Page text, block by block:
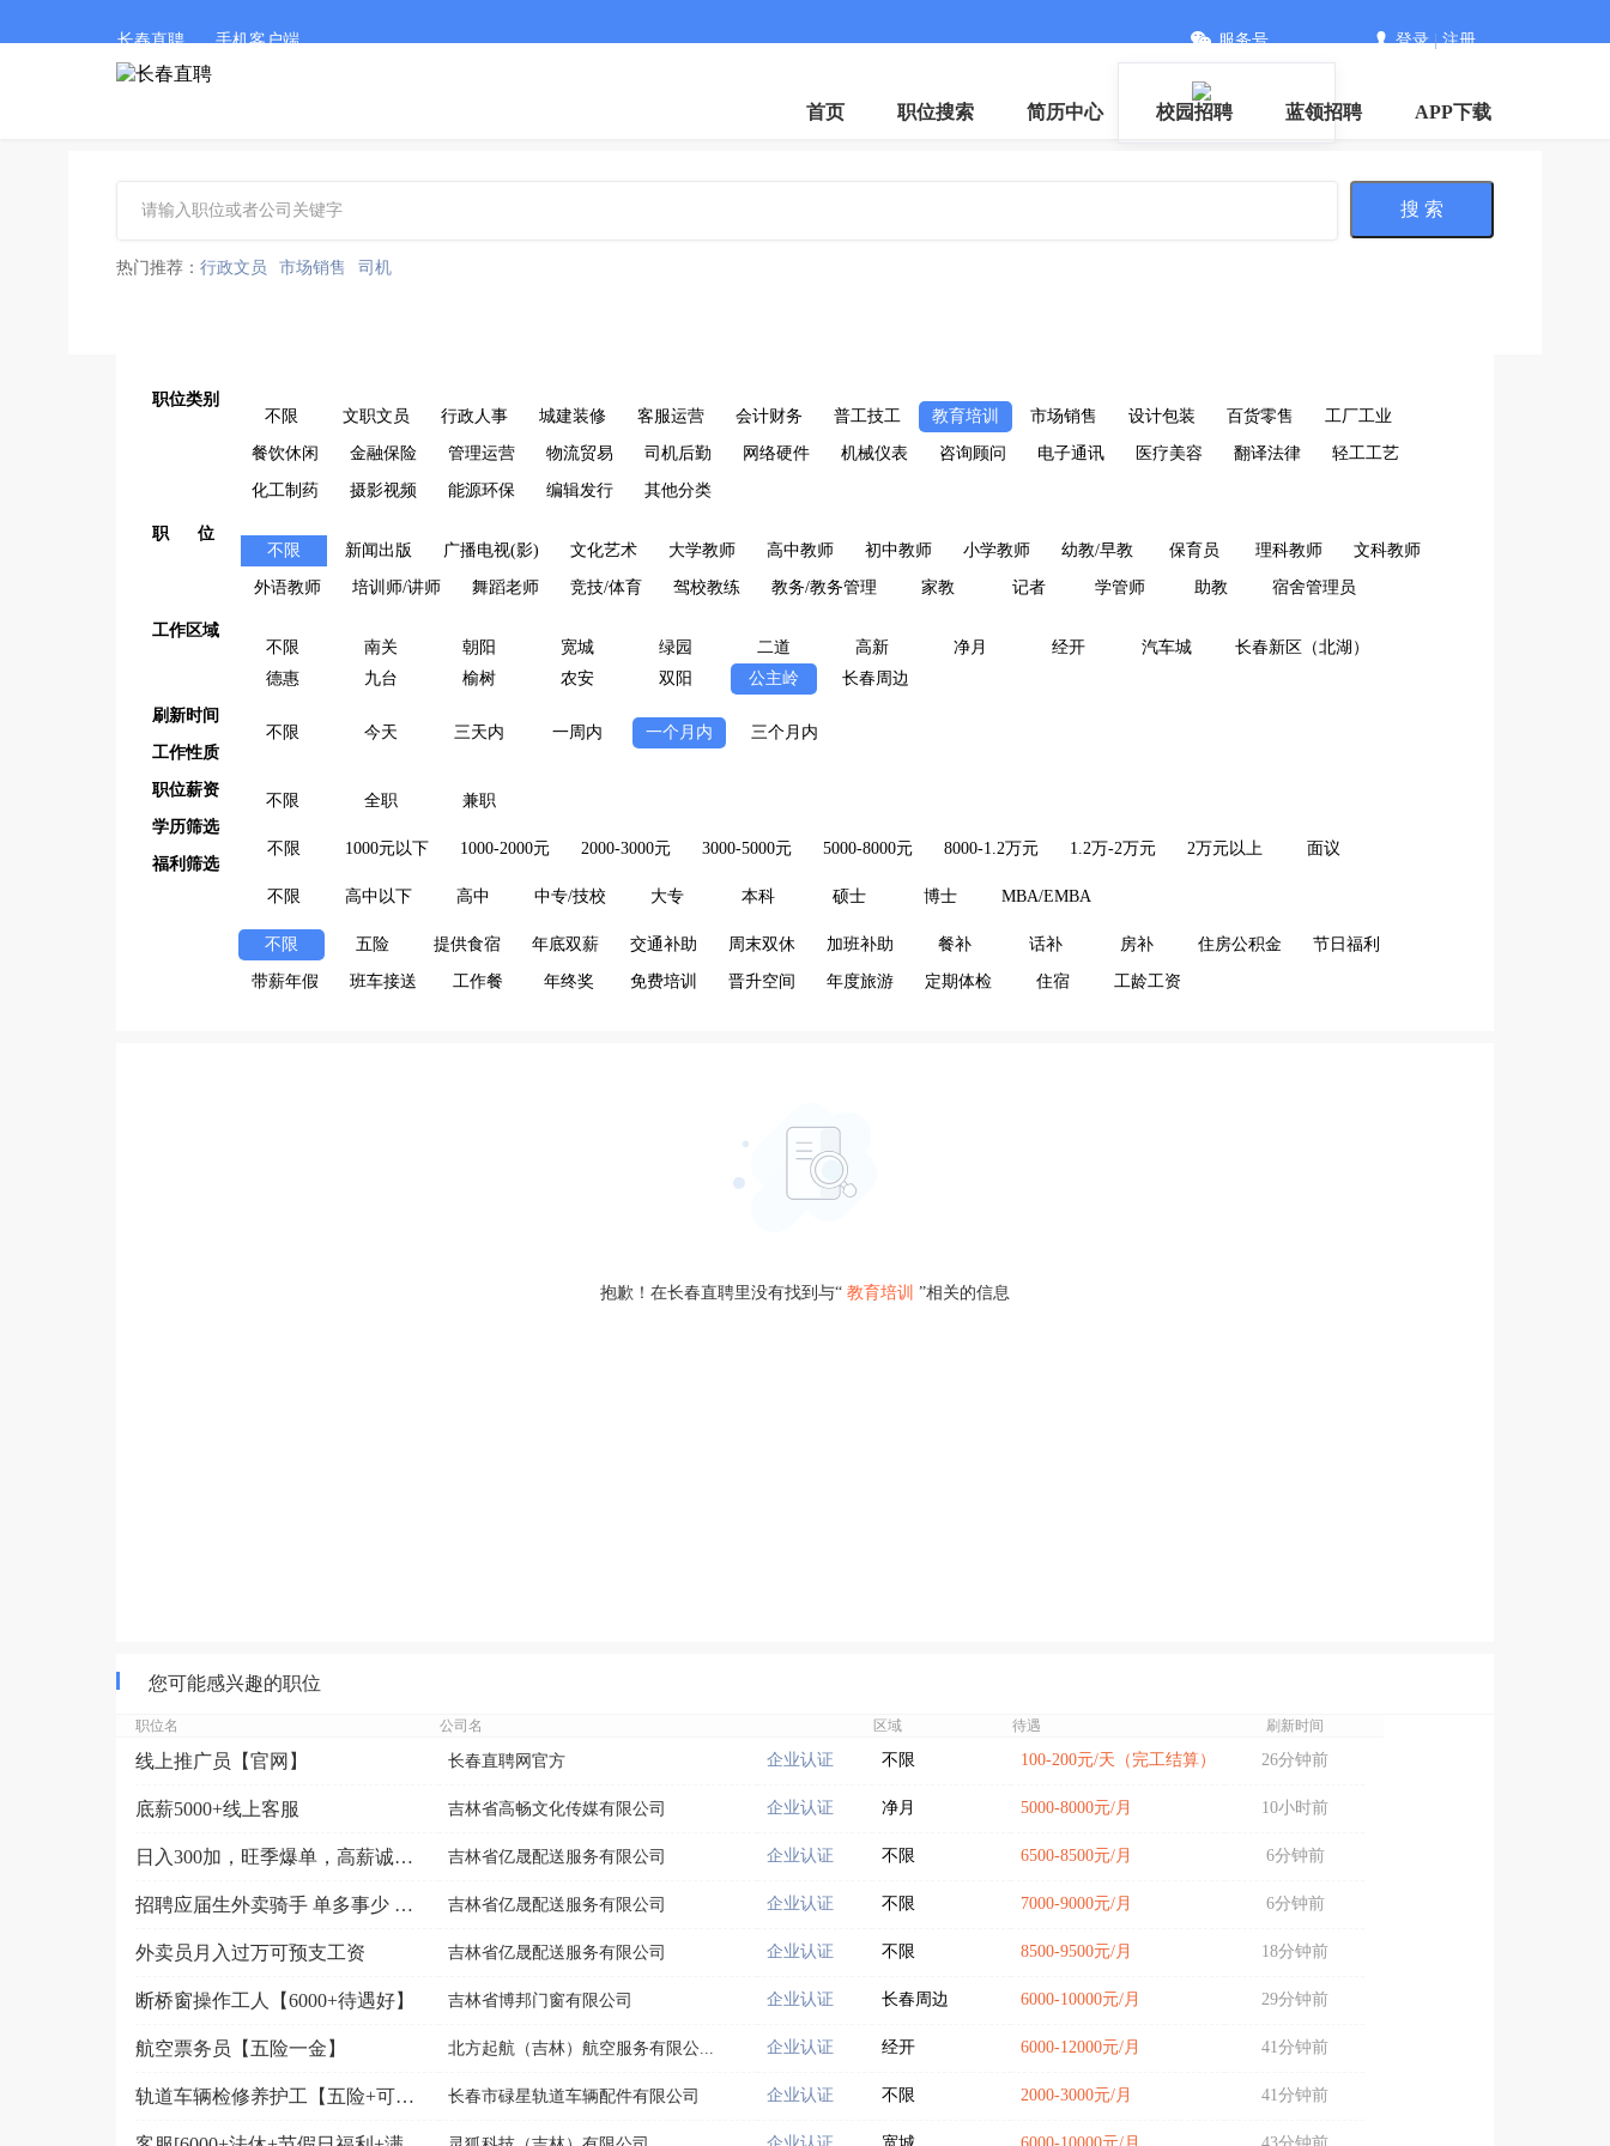
长春直聘 手机客户端 服务号 登录|注册
首页 职位搜索 简历中心 校园招聘 蓝领招聘 APP下载
搜 索
热门推荐： 行政文员 市场销售 司机
职位类别
不限
文职文员 行政人事 城建装修 客服运营 会计财务 普工技工 教育培训 市场销售 设计包装 百货零售 工厂工业
餐饮休闲 金融保险 管理运营 物流贸易 司机后勤 网络硬件 机械仪表 咨询顾问 电子通讯 医疗美容 翻译法律 轻工工艺
化工制药 摄影视频 能源环保 编辑发行 其他分类
职 位
不限
新闻出版 广播电视(影) 文化艺术 大学教师 高中教师 初中教师 小学教师 幼教/早教 保育员 理科教师 文科教师
外语教师 培训师/讲师 舞蹈老师 竞技/体育 驾校教练 教务/教务管理 家教 记者 学管师 助教 宿舍管理员
工作区域
不限
南关 朝阳 宽城 绿园 二道 高新 净月 经开 汽车城
长春新区（北湖）
德惠
九台 榆树 农安 双阳 公主岭 长春周边
刷新时间
不限
今天 三天内 一周内 一个月内
三个月内
工作性质
不限 全职 兼职
职位薪资
不限 1000元以下 1000-2000元 2000-3000元 3000-5000元 5000-8000元 8000-1.2万元 1.2万-2万元 2万元以上 面议
学历筛选
不限 高中以下 高中 中专/技校 大专 本科 硕士 博士 MBA/EMBA
福利筛选
不限 五险 提供食宿 年底双薪 交通补助 周末双休 加班补助 餐补 话补 房补 住房公积金 节日福利
带薪年假 班车接送 工作餐 年终奖 免费培训 晋升空间 年度旅游 定期体检 住宿 工龄工资
抱歉！在长春直聘里没有找到与“ 教育培训 ”相关的信息
您可能感兴趣的职位
职位名 公司名 区域 待遇 刷新时间
线上推广员【官网】 长春直聘网官方 企业认证 不限 100-200元/天（完工结算） 26分钟前
底薪5000+线上客服 吉林省高畅文化传媒有限公司 企业认证 净月 5000-8000元/月 10小时前
日入300加，旺季爆单，高薪诚聘送餐员 吉林省亿晟配送服务有限公司 企业认证 不限 6500-8500元/月 6分钟前
招聘应届生外卖骑手 单多事少 可日结 月结 吉林省亿晟配送服务有限公司 企业认证 不限 7000-9000元/月 6分钟前
外卖员月入过万可预支工资 吉林省亿晟配送服务有限公司 企业认证 不限 8500-9500元/月 18分钟前
断桥窗操作工人【6000+待遇好】 吉林省博邦门窗有限公司 企业认证 长春周边 6000-10000元/月 29分钟前
航空票务员【五险一金】 北方起航（吉林）航空服务有限公... 企业认证 经开 6000-12000元/月 41分钟前
轨道车辆检修养护工【五险+可接受应届毕业生+周末双休... 长春市碌星轨道车辆配件有限公司 企业认证 不限 2000-3000元/月 41分钟前